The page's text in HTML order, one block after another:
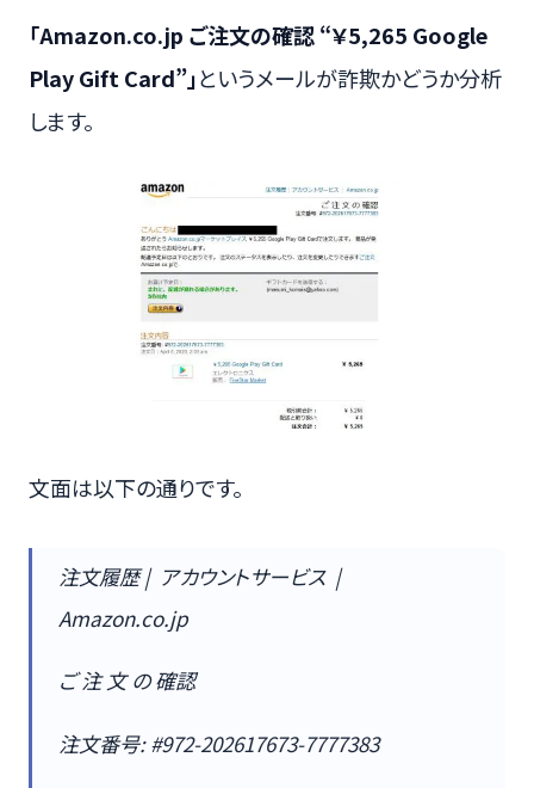
「Amazon.co.jp ご注文の確認 “￥5,265 Google
Play Gift Card”」というメールが詐欺かどうか分析
します。
文面は以下の通りです。
注文履歴 | アカウントサービス |
Amazon.co.jp
ご 注 文 の 確認
注文番号: #972-202617673-7777383